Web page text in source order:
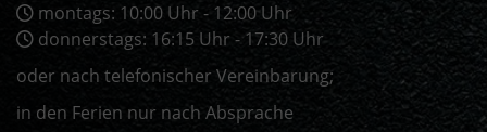
montags: 10:00 Uhr - 12:00 Uhr
donnerstags: 16:15 Uhr - 17:30 Uhr
oder nach telefonischer Vereinbarung;
in den Ferien nur nach Absprache